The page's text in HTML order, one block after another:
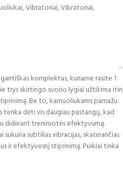
,Vibratoriai,Vibratoriai,
komplektas, kuriame rasite 1
trys skirtingo svorio lygiai užtikrina itin
Be to, kamuoliukams pamažu
tenka dėti vis daugiau pastangų, kad
didinant treniruotės efektyvumą.
subtilias vibracijas, skatinančias
ir efektyvesnį stiprinimą. Puikiai tinka